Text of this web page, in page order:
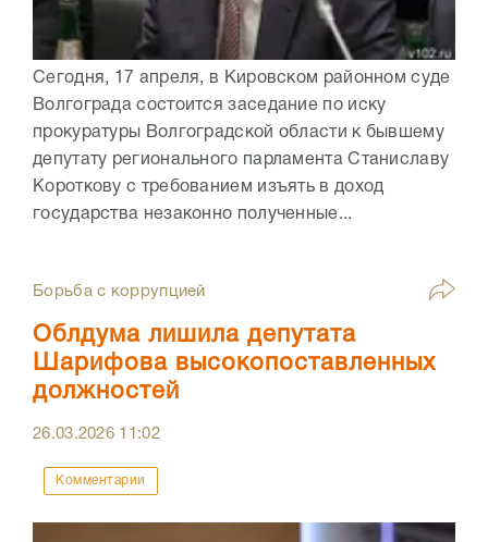
Сегодня, 17 апреля, в Кировском районном суде
Волгограда состоится заседание по иску
прокуратуры Волгоградской области к бывшему
депутату регионального парламента Станиславу
Короткову с требованием изъять в доход
государства незаконно полученные...
Борьба с коррупцией
Облдума лишила депутата
Шарифова высокопоставленных
должностей
26.03.2026 11:02
Комментарии